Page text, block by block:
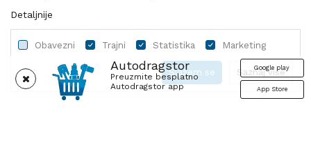
Autodragstor
Preuzmite besplatno
Autodragstor app
Google play
App Store
Autodelovi Ulje i tečnosti
Detaljnije
Obavezni Trajni Statistika Marketing
Saznaj više
Slažem se